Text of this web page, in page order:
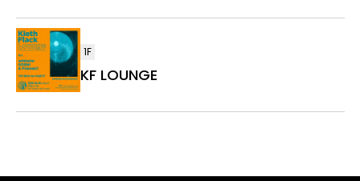
ト
1F
KF LOUNGE